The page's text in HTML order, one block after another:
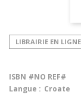
LIBRAIRIE EN LIGNE
ISBN #NO REF#
Langue : Croate